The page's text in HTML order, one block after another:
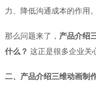
力、降低沟通成本的作用。
那么问题来了， 产品介绍
什么？ 这正是很多企业关
二、产品介绍三维动画制